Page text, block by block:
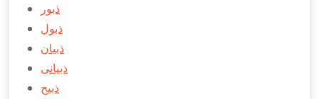
ذبور
ذبول
ذبيان
ذبيانی
ذبیح